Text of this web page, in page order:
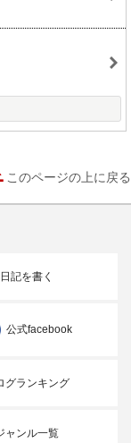
このページの上に戻る
日記を書く
公式facebook
グランキング
ャンル一覧